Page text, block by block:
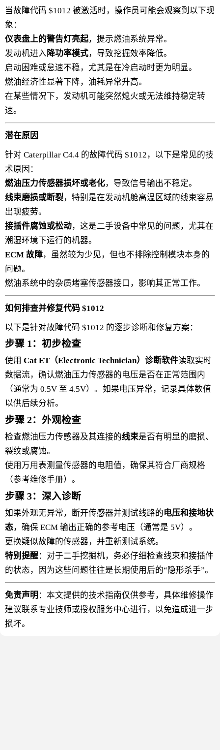
当故障代码 $1012 被激活时，操作员可能会观察到以下现
象：
仪表盘上的警告灯亮起，提示燃油系统异常。
发动机进入 降功率模式，导致挖掘效率降低。
启动困难或怠速不稳，尤其是在冷启动时更为明显。
燃油经济性显著下降，油耗异常升高。
在某些情况下，发动机可能突然熄火或无法维持稳定转
速。
潜在原因
针对 Caterpillar C4.4 的故障代码 $1012，以下是常见的技
术原因：
燃油压力传感器损坏或老化，导致信号输出不稳定。
线束磨损或断裂，特别是在发动机舱高温区域的线束容易
出现疲劳。
接插件腐蚀或松动，这是二手设备中常见的问题，尤其在
潮湿环境下运行的机器。
ECM 故障，虽然较为少见，但也不排除控制模块本身的
问题。
燃油系统中的杂质堵塞传感器接口，影响其正常工作。
如何排查并修复代码 $1012
以下是针对故障代码 $1012 的逐步诊断和修复方案：
步骤 1：初步检查
使用 Cat ET（Electronic Technician）诊断软件读取实时
数据流，确认燃油压力传感器的电压是否在正常范围内
（通常为 0.5V 至 4.5V）。如果电压异常，记录具体数值
以供后续分析。
步骤 2：外观检查
检查燃油压力传感器及其连接的线束是否有明显的磨损、
裂纹或腐蚀。
使用万用表测量传感器的电阻值，确保其符合厂商规格
（参考维修手册）。
步骤 3：深入诊断
如果外观无异常，断开传感器并测试线路的电压和接地状
态，确保 ECM 输出正确的参考电压（通常是 5V）。
更换疑似故障的传感器，并重新测试系统。
特别提醒：对于二手挖掘机，务必仔细检查线束和接插件
的状态，因为这些问题往往是长期使用后的“隐形杀手”。
免责声明 ：本文提供的技术指南仅供参考，具体维修操作
建议联系专业技师或授权服务中心进行，以免造成进一步
损坏。